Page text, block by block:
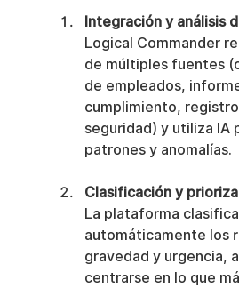
Integración y análisis
Logical Commander
de múltiples fuentes
de empleados,
cumplimiento,
seguridad) y utiliza IA
patrones y anomalías.
Clasificación y
La plataforma clasifica
automáticamente los
gravedad y urgencia,
centrarse en lo que